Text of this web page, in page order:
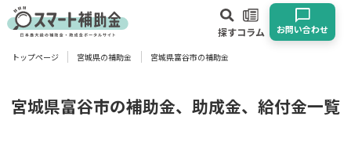
探すコラム お問い合わせ
対象
トップページ 宮城県の補助金 宮城県富谷市の補助金
宮城県富谷市の補助金、助成金、給付金一覧